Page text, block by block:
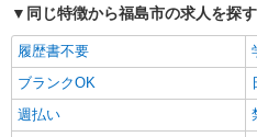
時給1100円
福島県福島
キープ
同じ特徴から福島市の求人を探す
履歴書不要
ブランクOK
週払い